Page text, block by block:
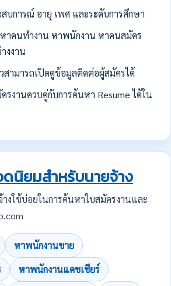
บการณ์ อายุ เพศ และระดับการศึกษา
าคนทำงาน หาพนักงาน หาคนสมัคร
งงาน
ามารถเปิดดูข้อมูลติดต่อผู้สมัครได้
รงานควบคู่กับการค้นหา Resume ได้ใน
นิยมสำหรับนายจ้าง
งใช้บ่อยในการค้นหาใบสมัครงานและ
หาพนักงานขาย
หาพนักงานแคชเชียร์